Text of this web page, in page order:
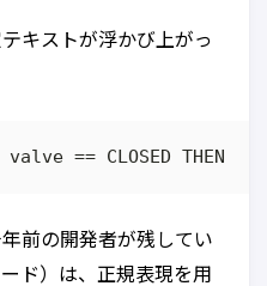
キストが浮かび上がっ
前の開発者が残してい
ド）は、正規表現を用